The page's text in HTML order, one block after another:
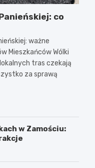
co
ważne
Mieszkańców Wólki
tras czekają
za sprawą
w Zamościu: